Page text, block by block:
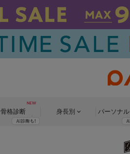
骨格診断 身長別 パーソナル